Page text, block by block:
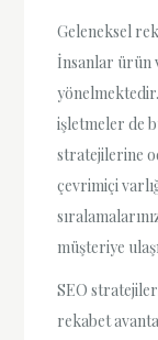
Geleneksel
İnsanlar ürün
işletmeler de
stratejilerine
çevrimiçi
müşteriye
SEO
rekabet